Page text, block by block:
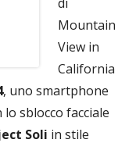
Mountain
View in
California
, uno smartphone
sblocco facciale
Soli in stile